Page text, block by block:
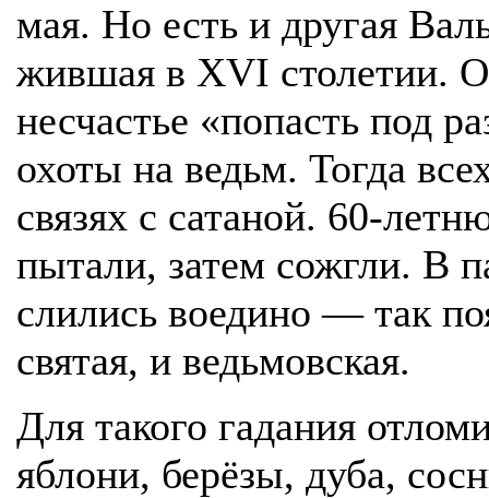
мая. Но есть и другая
жившая в XVI столетии.
несчастье «попасть под
охоты на ведьм. Тогда
связях с сатаной. 60-
пытали, затем сожгли. В
слились воедино — так
святая, и ведьмовская.
Для такого гадания
яблони, берёзы, дуба,